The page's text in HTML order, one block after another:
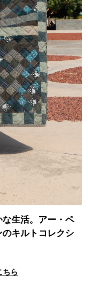
#MOVIE
生活。アー・ペ
キルトコレクシ
ちら